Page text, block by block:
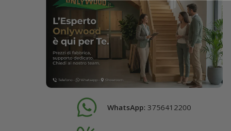
WhatsApp: 3756412200